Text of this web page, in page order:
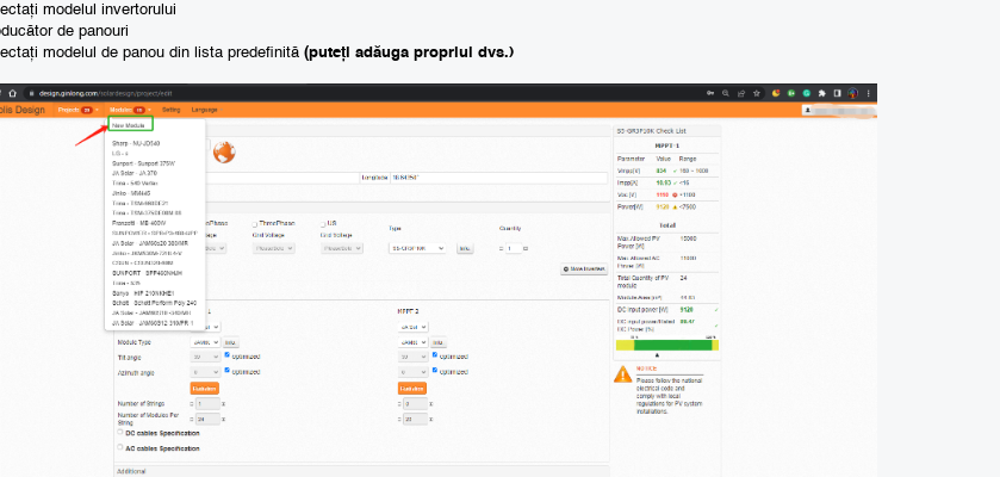
modelul invertorului
de panouri
modelul de panou din lista predefinită (puteți adăuga propriul dvs.)